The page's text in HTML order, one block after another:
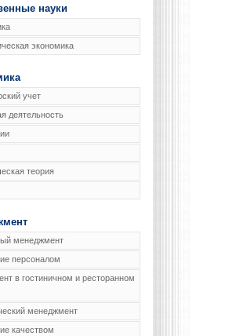
науки
экономика
учет
деятельность
теория
менеджмент
персоналом
в гостиничном и ресторанном
менеджмент
качеством